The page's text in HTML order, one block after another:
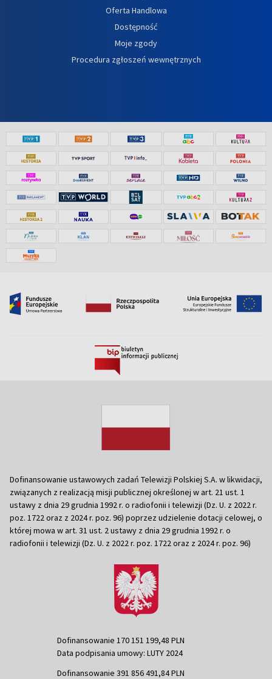
Oferta Handlowa
Dostępność
Moje zgody
Procedura zgłoszeń wewnętrznych
Dofinansowanie ustawowych zadań Telewizji Polskiej S.A. w likwidacji,
związanych z realizacją misji publicznej określonej w art. 21 ust. 1
ustawy z dnia 29 grudnia 1992 r. o radiofonii i telewizji (Dz. U. z 2022 r.
poz. 1722 oraz z 2024 r. poz. 96) poprzez udzielenie dotacji celowej, o
której mowa w art. 31 ust. 2 ustawy z dnia 29 grudnia 1992 r. o
radiofonii i telewizji (Dz. U. z 2022 r. poz. 1722 oraz z 2024 r. poz. 96)
Dofinansowanie 170 151 199,48 PLN
Data podpisania umowy: LUTY 2024
Dofinansowanie 391 856 491,84 PLN